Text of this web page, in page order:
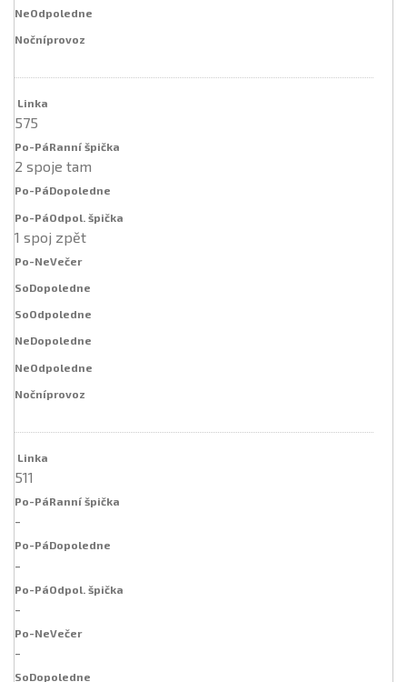
575
2 spoje tam
1 spoj zpět
511
-
-
-
-